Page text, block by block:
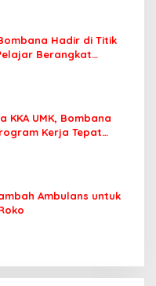
Hadir di Titik
Berangkat
KKA UMK, Bombana
Kerja Tepat
Ambulans untuk